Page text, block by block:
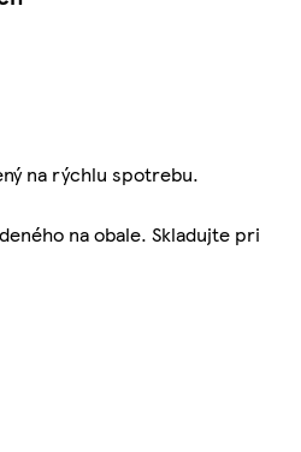
na rýchlu spotrebu.
na obale. Skladujte pri